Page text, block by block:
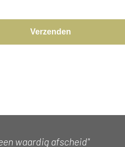
Verzenden
waardig afscheid"